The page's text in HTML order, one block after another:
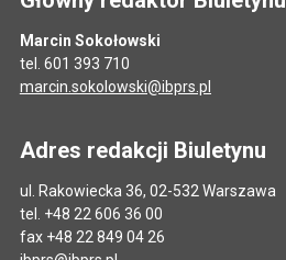
Marcin Sokołowski
tel. 601 393 710
marcin.sokolowski@ibprs.pl
Adres redakcji Biuletynu
ul. Rakowiecka 36, 02-532 Warszawa
tel. +48 22 606 36 00
fax +48 22 849 04 26